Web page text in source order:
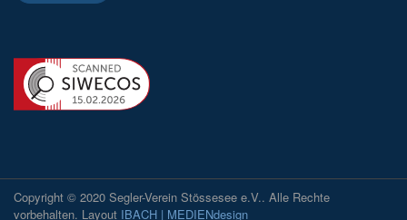
Copyright © 2020 Segler-Verein Stössesee e.V.. Alle Rechte
vorbehalten. Layout IBACH | MEDIENdesign